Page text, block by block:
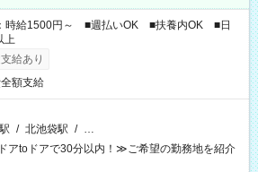
時給1500円～ ■週払いOK ■扶養内OK ■日
上
給あり
額支給
/ 北池袋駅 / …
アtoドアで30分以内！≫ご希望の勤務地を紹介